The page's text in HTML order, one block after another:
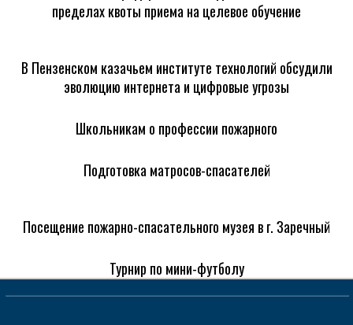
пределах квоты приема на целевое обучение
В Пензенском казачьем институте технологий обсудили
эволюцию интернета и цифровые угрозы
Школьникам о профессии пожарного
Подготовка матросов-спасателей
Посещение пожарно-спасательного музея в г. Заречный
Турнир по мини-футболу